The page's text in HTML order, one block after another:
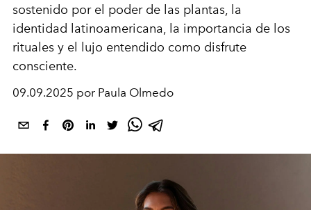
sostenido por el poder de las plantas, la
identidad latinoamericana, la importancia de los
rituales y el lujo entendido como disfrute
consciente.
09.09.2025 por Paula Olmedo